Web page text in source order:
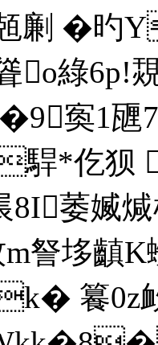
�旳
綠6p!
寏1
*仡狈
萎媙煘
m詧垑齻
籑  0z